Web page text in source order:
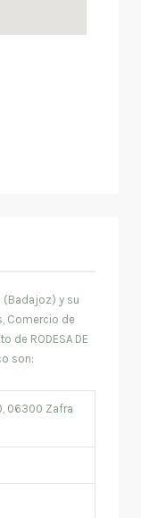
(Badajoz) y su
Comercio de
RODESA DE
son:
06300 Zafra